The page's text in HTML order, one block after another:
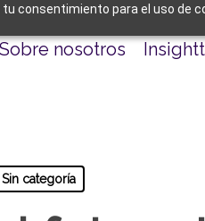
consentimiento para el uso de
Sobre nosotros
Sin categoría